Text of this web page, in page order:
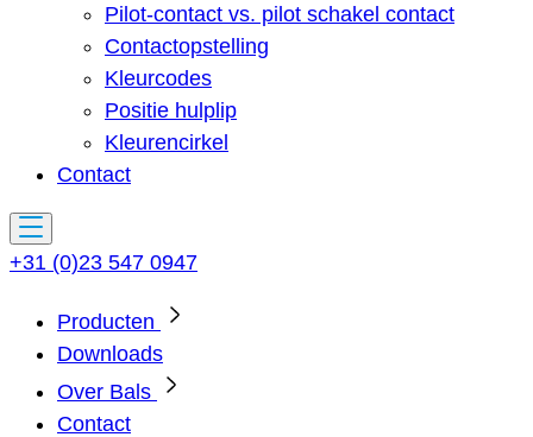
Pilot-contact vs. pilot schakel contact
Contactopstelling
Kleurcodes
Positie hulplip
Kleurencirkel
Contact
+31 (0)23 547 0947
Producten
Downloads
Over Bals
Contact